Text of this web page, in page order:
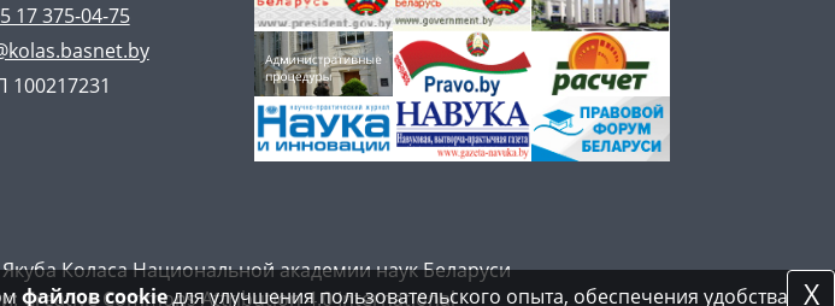
17 375-04-75
100217231
Коласа Национальной академии наук Беларуси
Creative Commons Attribution 4.0 International
файлов cookieдля улучшения пользовательского опыта, обеспечения удобства X